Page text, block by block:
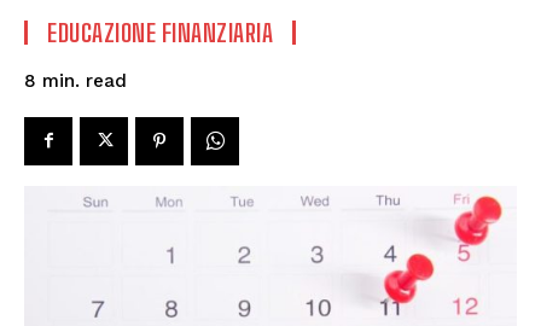
EDUCAZIONE FINANZIARIA
8 min. read